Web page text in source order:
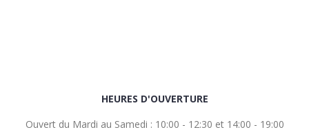
HEURES D'OUVERTURE
Ouvert du Mardi au Samedi : 10:00 - 12:30 et 14:00 - 19:00